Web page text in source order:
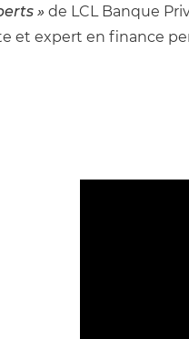
» de LCL Banque
et expert en finance